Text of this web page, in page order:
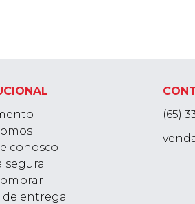
conosco
segura
entrega
(65)